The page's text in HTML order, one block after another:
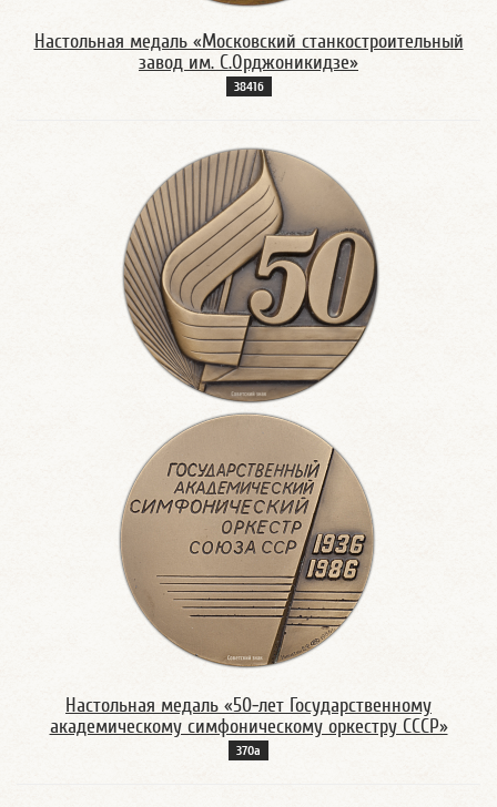
Настольная медаль «Московский станкостроительный
завод им. С.Орджоникидзе»
3841б
Настольная медаль «50-лет Государственному
академическому симфоническому оркестру СССР»
370а